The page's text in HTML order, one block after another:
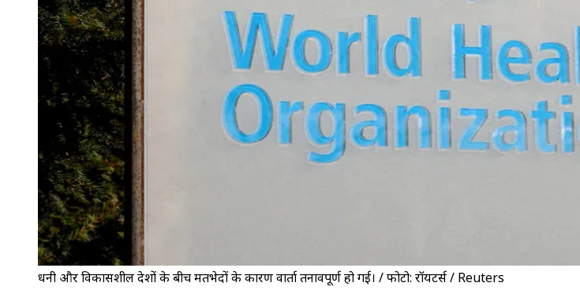
धनी और विकासशील देशों के बीच मतभेदों के कारण वार्ता तनावपूर्ण हो गई। / फोटो: रॉयटर्स / Reuters